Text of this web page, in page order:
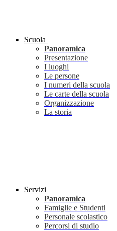
Scuola
Panoramica
Presentazione
I luoghi
Le persone
I numeri della scuola
Le carte della scuola
Organizzazione
La storia
Servizi
Panoramica
Famiglie e Studenti
Personale scolastico
Percorsi di studio